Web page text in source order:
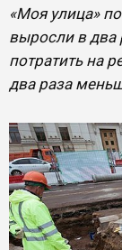
«Моя улица»
выросли в два
потратить на
два раза